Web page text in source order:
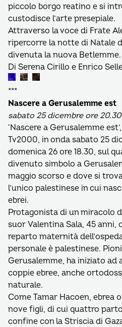
piccolo borgo reatino e si
custodisce l’arte presepiale.
Attraverso la voce di Frate
ripercorre la notte di Natale
divenuta la nuova Betlemme.
Di Serena Cirillo e Enrico
***
Nascere a Gerusalemme est
sabato 25 dicembre ore
‘Nascere a Gerusalemme
Tv2000, in onda sabato 25
domenica 26 ore 18.30, sul
divenuto simbolo a
maggio scorso e dove si
l’unico palestinese in cui
ebrei.
Protagonista di un miracolo
suor Valentina Sala, 45 anni,
reparto maternità
personale è palestinese.
Gerusalemme, ha iniziato
coppie ebree, anche
naturale.
Come Tamar Hacoen, ebrea
nove figli, di cui quattro
confine con la Striscia di